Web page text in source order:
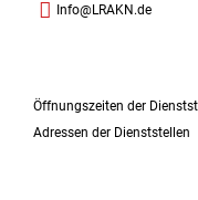
Info@LRAKN.de
Öffnungszeiten der
Adressen der Dienststellen